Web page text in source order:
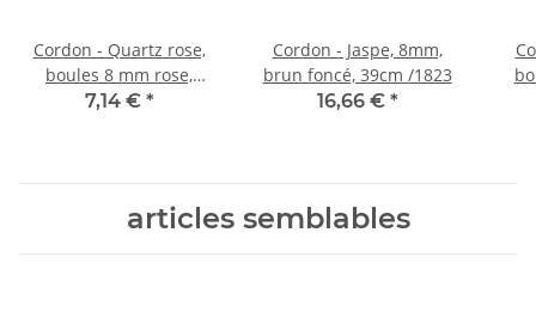
Cordon - Quartz rose,
boules 8 mm rose,
longueur 39,5 cm /1731
7,14 € *
Cordon - Jaspe, 8mm,
brun foncé, 39cm /1823
16,66 € *
articles semblables